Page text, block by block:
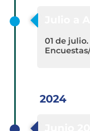
01 de
2024